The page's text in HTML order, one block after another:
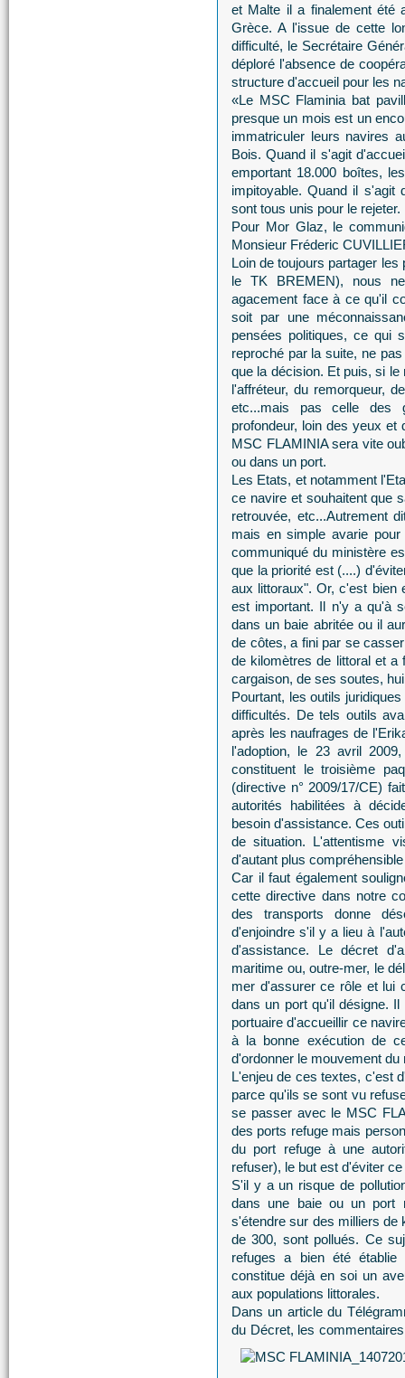
et Malte il a finalement été
Grèce. A l'issue de cette
difficulté, le Secrétaire
déploré l'absence de
structure d'accueil pour les
«Le MSC Flaminia bat
presque un mois est un
immatriculer leurs navires
Bois. Quand il s'agit
emportant 18.000 boîtes,
impitoyable. Quand il s'agit
sont tous unis pour le rejeter.
Pour Mor Glaz, le
Monsieur Fréderic
Loin de toujours partager
le TK BREMEN), nous
agacement face à ce qu'il
soit par une
pensées politiques, ce qui
reproché par la suite, ne
que la décision. Et puis, si
l'affréteur, du remorqueur,
etc...mais pas celle des
profondeur, loin des yeux
MSC FLAMINIA sera vite
ou dans un port.
Les Etats, et notamment
ce navire et souhaitent que
retrouvée, etc...Autrement
mais en simple avarie
communiqué du ministère
que la priorité est (....)
aux littoraux". Or, c'est bien
est important. Il n'y a qu'à
dans un baie abritée ou il
de côtes, a fini par se
de kilomètres de littoral et a
cargaison, de ses soutes,
Pourtant, les outils
difficultés. De tels outils
après les naufrages de
l'adoption, le 23 avril
constituent le troisième
(directive n° 2009/17/CE)
autorités habilitées à
besoin d'assistance. Ces
de situation. L'attentisme
d'autant plus
Car il faut également
cette directive dans notre
des transports donne
d'enjoindre s'il y a lieu à
d'assistance. Le décret
maritime ou, outre-mer, le
mer d'assurer ce rôle et lui
dans un port qu'il désigne.
portuaire d'accueillir ce
à la bonne exécution de
d'ordonner le mouvement du
L'enjeu de ces textes, c'est
parce qu'ils se sont vu
se passer avec le MSC
des ports refuge mais
du port refuge à une
refuser), le but est d'éviter
S'il y a un risque de
dans une baie ou un port
s'étendre sur des milliers de
de 300, sont pollués. Ce
refuges a bien été
constitue déjà en soi un
aux populations littorales.
Dans un article du
du Décret, les